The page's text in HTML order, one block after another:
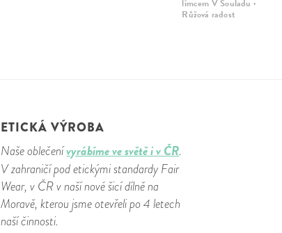
límcem V Souladu ·
Růžová radost
ETICKÁ VÝROBA
Naše oblečenívyrábíme ve světě i v ČR.
V zahraničí pod etickými standardy Fair
Wear, v ČR v naší nové šicí dílně na
Moravě, kterou jsme otevřeli po 4 letech
naší činnosti.